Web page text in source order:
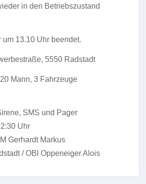
in den Betriebszustand
um 13.10 Uhr beendet.
5550 Radstadt
Mann, 3 Fahrzeuge
SMS und Pager
Uhr
Gerhardt Markus
/ OBI Oppeneiger Alois